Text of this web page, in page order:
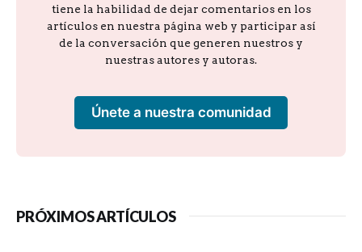
tiene la habilidad de dejar comentarios en los
artículos en nuestra página web y participar así
de la conversación que generen nuestros y
nuestras autores y autoras.
Únete a nuestra comunidad
PRÓXIMOS ARTÍCULOS